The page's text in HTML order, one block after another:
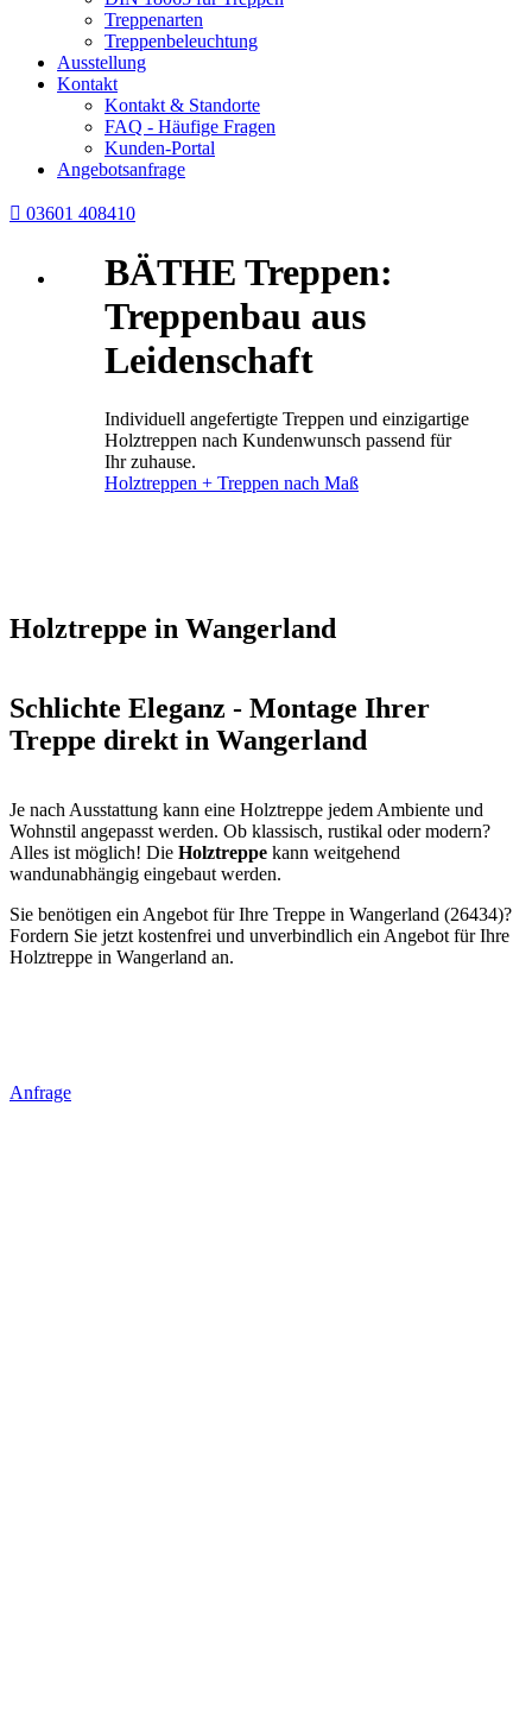
Treppenarten
Treppenbeleuchtung
Ausstellung
Kontakt
Kontakt & Standorte
FAQ - Häufige Fragen
Kunden-Portal
Angebotsanfrage
 03601 408410
BÄTHE Treppen:
Treppenbau aus
Leidenschaft
Individuell angefertigte Treppen und einzigartige
Holztreppen nach Kundenwunsch passend für
Ihr zuhause.
Holztreppen + Treppen nach Maß
Holztreppe in Wangerland
Schlichte Eleganz - Montage Ihrer
Treppe direkt in Wangerland
Je nach Ausstattung kann eine Holztreppe jedem Ambiente und
Wohnstil angepasst werden. Ob klassisch, rustikal oder modern?
Alles ist möglich! Die Holztreppe kann weitgehend
wandunabhängig eingebaut werden.
Sie benötigen ein Angebot für Ihre Treppe in Wangerland (26434)?
Fordern Sie jetzt kostenfrei und unverbindlich ein Angebot für Ihre
Holztreppe in Wangerland an.
Anfrage